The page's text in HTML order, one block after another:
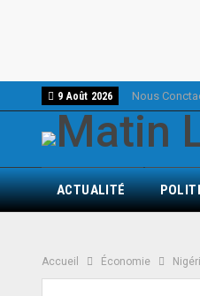
9 Août 2026 Nous
ACTUALITÉ
Accueil Économie